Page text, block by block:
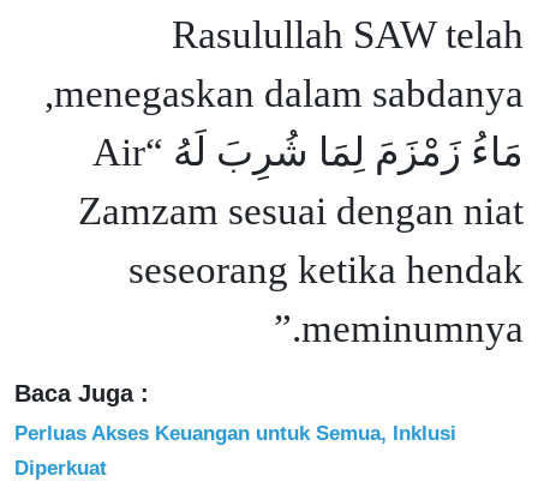
Rasulullah SAW telah
menegaskan dalam sabdanya,
مَاءُ زَمْزَمَ لِمَا شُرِبَ لَهُ “Air
Zamzam sesuai dengan niat
seseorang ketika hendak
meminumnya.”
Baca Juga :
Perluas Akses Keuangan untuk Semua, Inklusi
Diperkuat